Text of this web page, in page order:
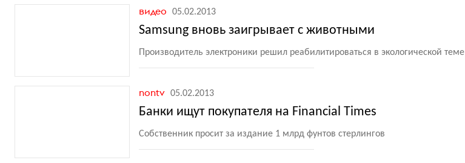
видео 05.02.2013
Samsung вновь заигрывает с животными
Производитель электроники решил реабилитироваться в экологической теме
nontv 05.02.2013
Банки ищут покупателя на Financial Times
Собственник просит за издание 1 млрд фунтов стерлингов